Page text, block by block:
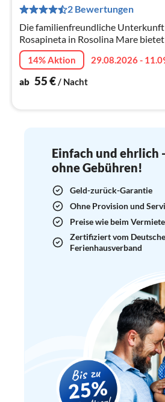
2 Bewertungen
Die familienfreundliche Unterkunft
Rosapineta in Rosolina Mare
Strandzugang, Pools, Unterhaltung
Erwachsene, Restaurants,
14% Aktion
29.08.2026 -
ab 55€/ Nacht
Einfach und ehrlich
ohne Gebühren!
Geld-zurück-Garantie
Ohne Provision und
Preise wie beim
Zertifiziert vom
Ferienhausverband